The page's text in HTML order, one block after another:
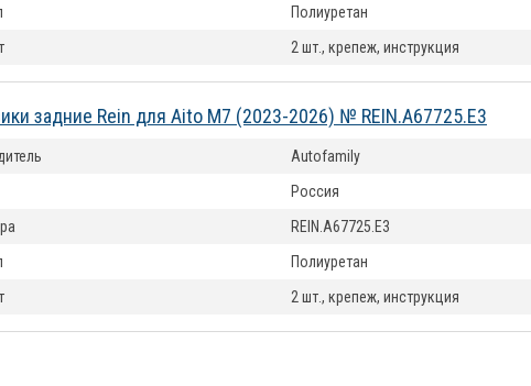
Полиуретан
2 шт., крепеж, инструкция
задние Rein для Aito M7 (2023-2026) № REIN.A67725.E3
Autofamily
Россия
REIN.A67725.E3
Полиуретан
2 шт., крепеж, инструкция